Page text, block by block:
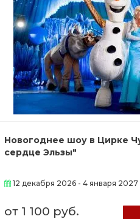
Новогоднее шоу в Цирке
сердце Эльзы"
12 декабря 2026 - 4 января 2027
от 1 100 руб.